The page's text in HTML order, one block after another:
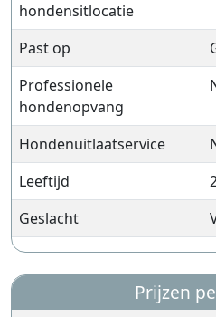
hondensitlocatie
Past op
Professionele
hondenopvang
Hondenuitlaatservice
Leeftijd
Geslacht
Prijzen